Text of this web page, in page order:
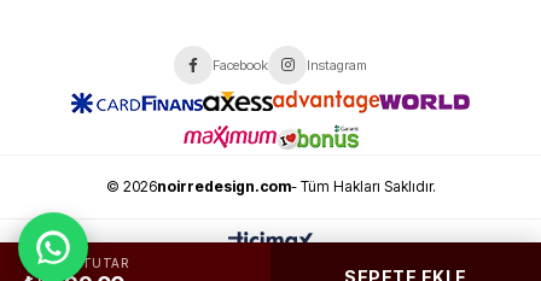
Facebook Instagram
© 2026noirredesign.com- Tüm Hakları Saklıdır.
TOPLAM TUTAR
SEPETE EKLE